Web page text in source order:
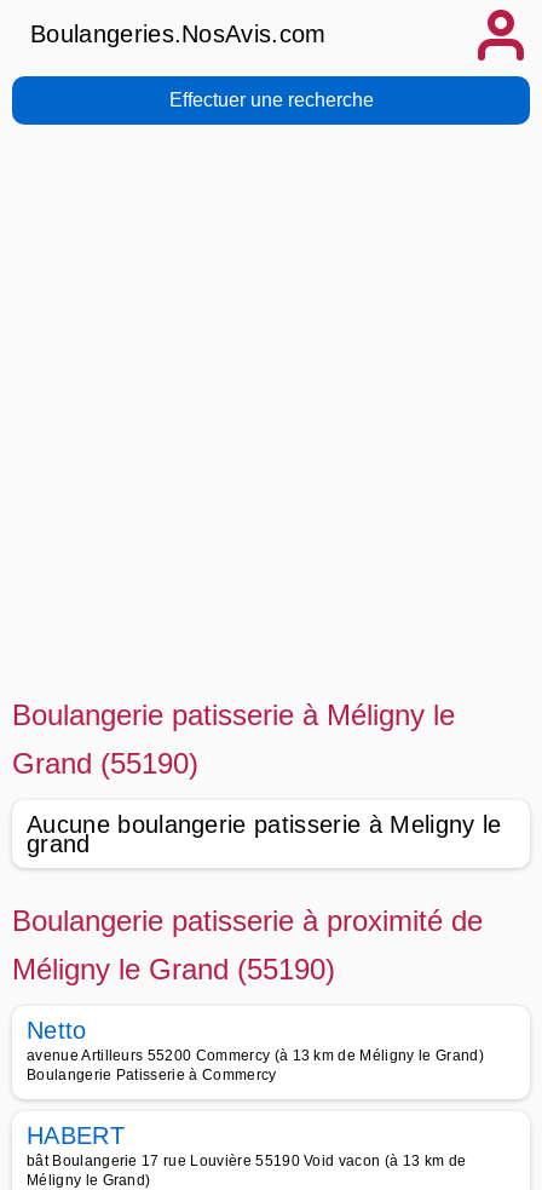
Boulangeries.NosAvis.com
Effectuer une recherche
Boulangerie patisserie à Méligny le
Grand (55190)
Aucune boulangerie patisserie à Meligny le
grand
Boulangerie patisserie à proximité de
Méligny le Grand (55190)
Netto
avenue Artilleurs 55200 Commercy (à 13 km de Méligny le Grand)
Boulangerie Patisserie à Commercy
HABERT
bât Boulangerie 17 rue Louvière 55190 Void vacon (à 13 km de
Méligny le Grand)